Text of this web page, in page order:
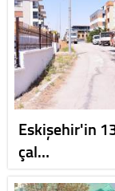
Eskişehir'in
çal…